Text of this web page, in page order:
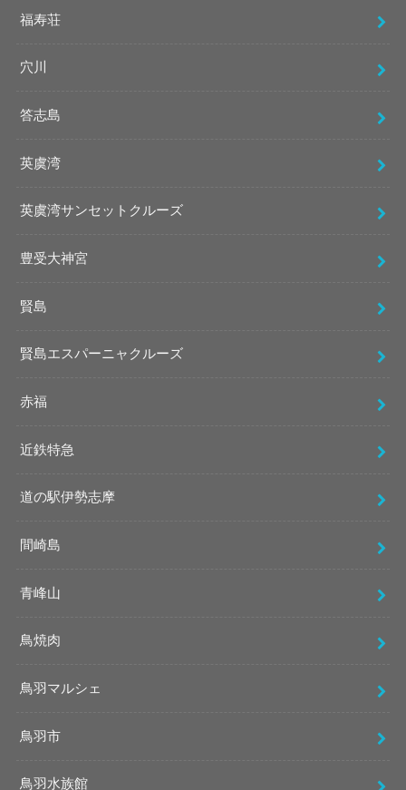
福寿荘
穴川
答志島
英虞湾
英虞湾サンセットクルーズ
豊受大神宮
賢島
賢島エスパーニャクルーズ
赤福
近鉄特急
道の駅伊勢志摩
間崎島
青峰山
鳥焼肉
鳥羽マルシェ
鳥羽市
鳥羽水族館